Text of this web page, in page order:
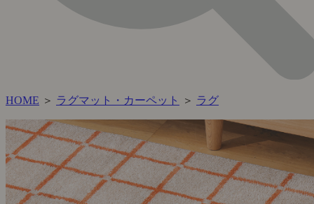
HOME ＞ ラグマット・カーペット ＞ ラグ